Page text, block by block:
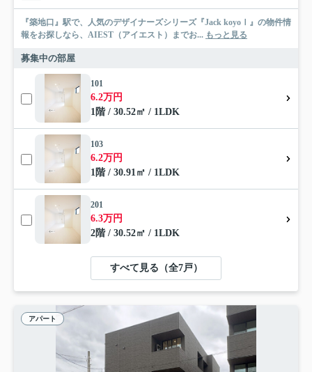
『築地口』駅で、人気のデザイナーズシリーズ『Jack koyoⅠ』の物件情
報をお探しなら、AIEST（アイエスト）までお... もっと見る
募集中の部屋
101
6.2万円
1階 / 30.52㎡ / 1LDK
103
6.2万円
1階 / 30.91㎡ / 1LDK
201
6.3万円
2階 / 30.52㎡ / 1LDK
すべて見る（全7戸）
アパート